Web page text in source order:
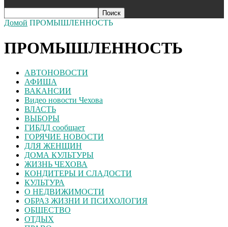
Домой ПРОМЫШЛЕННОСТЬ
ПРОМЫШЛЕННОСТЬ
АВТОНОВОСТИ
АФИША
ВАКАНСИИ
Видео новости Чехова
ВЛАСТЬ
ВЫБОРЫ
ГИБДД сообщает
ГОРЯЧИЕ НОВОСТИ
ДЛЯ ЖЕНЩИН
ДОМА КУЛЬТУРЫ
ЖИЗНЬ ЧЕХОВА
КОНДИТЕРЫ И СЛАДОСТИ
КУЛЬТУРА
О НЕДВИЖИМОСТИ
ОБРАЗ ЖИЗНИ И ПСИХОЛОГИЯ
ОБЩЕСТВО
ОТДЫХ